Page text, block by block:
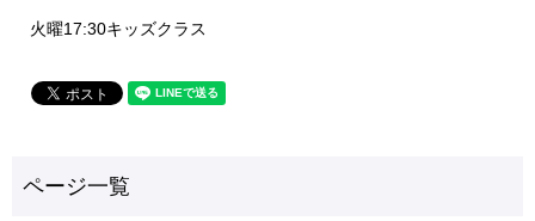
火曜17:30キッズクラス